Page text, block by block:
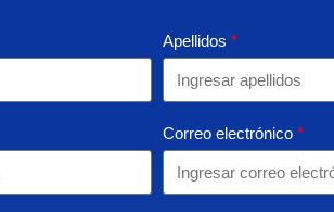
Apellidos *
Correo electrónico *